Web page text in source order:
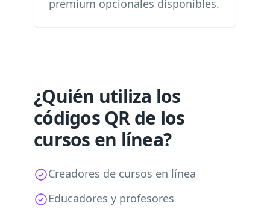
premium opcionales disponibles.
¿Quién utiliza los
códigos QR de los
cursos en línea?
Creadores de cursos en línea
Educadores y profesores